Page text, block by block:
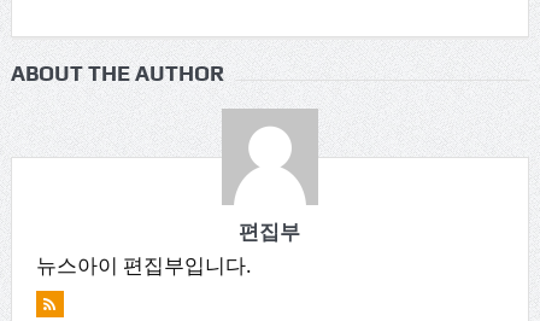
ABOUT THE AUTHOR
편집부
뉴스아이 편집부입니다.